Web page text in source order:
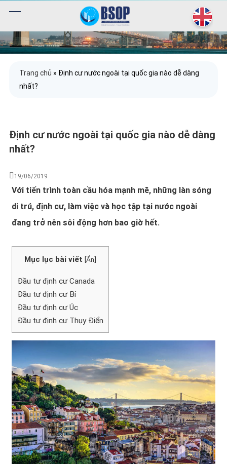
Trang chủ » Định cư nước ngoài tại quốc gia nào dễ dàng
nhất?
Định cư nước ngoài tại quốc gia nào dễ dàng
nhất?
19/06/2019
Với tiến trình toàn cầu hóa mạnh mẽ, những làn sóng
di trú, định cư, làm việc và học tập tại nước ngoài
đang trở nên sôi động hơn bao giờ hết.
Mục lục bài viết [Ẩn]
Đầu tư định cư Canada
Đầu tư định cư Bỉ
Đầu tư định cư Úc
Đầu tư định cư Thụy Điển